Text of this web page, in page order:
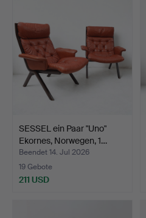
SESSEL ein Paar "Uno"
Ekornes, Norwegen, 1…
Beendet 14. Jul 2026
19 Gebote
211 USD